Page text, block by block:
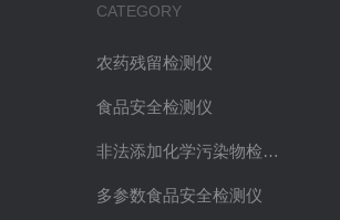
CATEGORY
农药残留检测仪
食品安全检测仪
非法添加化学污染物检测仪
多参数食品安全检测仪